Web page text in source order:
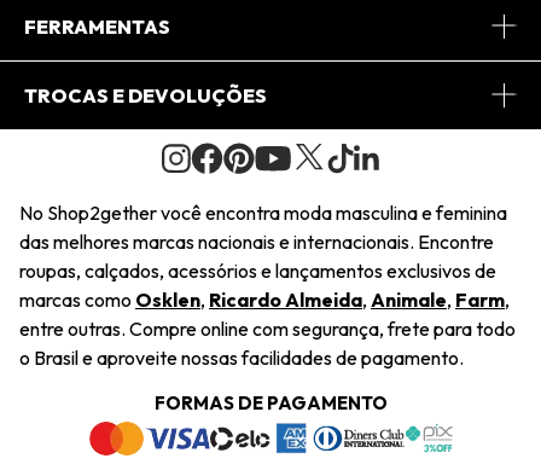
Journal
Saiu na Mídia
Sustentabilidade
Navegando
Termos e Condições
Central de Relacionamento
Regulamento e Promoções
FERRAMENTAS
Minha Conta
Pedido de Presente
Wishlist
TROCAS E DEVOLUÇÕES
Condições Gerais
Troca Fácil
Restituição de Pagamento
Dúvidas Frequentes
Termos e Condições
Política de Privacidade
No Shop2gether você encontra moda masculina e feminina
das melhores marcas nacionais e internacionais. Encontre
roupas, calçados, acessórios e lançamentos exclusivos de
marcas como Osklen, Ricardo Almeida, Animale, Farm,
entre outras. Compre online com segurança, frete para todo
o Brasil e aproveite nossas facilidades de pagamento.
FORMAS DE PAGAMENTO